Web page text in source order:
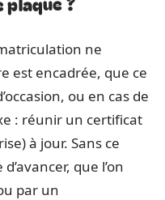
ne
est encadrée, que ce
ou en cas de
: réunir un certificat
à jour. Sans ce
que l’on
par un